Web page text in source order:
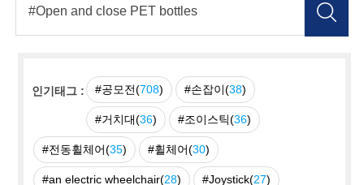
인기태그 : #공모전(708) #손잡이(38)
#거치대(36) #조이스틱(36)
#전동휠체어(35) #휠체어(30)
#an electric wheelchair(28) #Joystick(27)